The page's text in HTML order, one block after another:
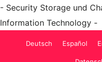
- Security Storage und
Information Technology -
Deutsch Español